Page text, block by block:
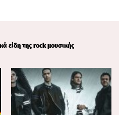
είδη της rock μουσικής